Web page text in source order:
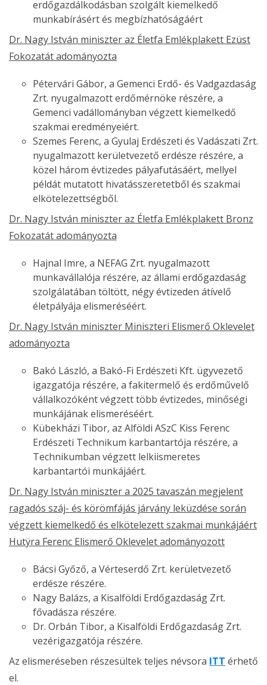
erdőgazdálkodásban szolgált kiemelkedő
munkabírásért és megbízhatóságáért
Dr. Nagy István miniszter az Életfa Emlékplakett Ezüst
Fokozatát adományozta
Pétervári Gábor, a Gemenci Erdő- és Vadgazdaság
Zrt. nyugalmazott erdőmérnöke részére, a
Gemenci vadállományban végzett kiemelkedő
szakmai eredményeiért.
Szemes Ferenc, a Gyulaj Erdészeti és Vadászati Zrt.
nyugalmazott kerületvezető erdésze részére, a
közel három évtizedes pályafutásáért, mellyel
példát mutatott hivatásszeretetből és szakmai
elkötelezettségből.
Dr. Nagy István miniszter az Életfa Emlékplakett Bronz
Fokozatát adományozta
Hajnal Imre, a NEFAG Zrt. nyugalmazott
munkavállalója részére, az állami erdőgazdaság
szolgálatában töltött, négy évtizeden átívelő
életpályája elismeréséért.
Dr. Nagy István miniszter Miniszteri Elismerő Oklevelet
adományozta
Bakó László, a Bakó-Fi Erdészeti Kft. ügyvezető
igazgatója részére, a fakitermelő és erdőművelő
vállalkozóként végzett több évtizedes, minőségi
munkájának elismeréséért.
Kübekházi Tibor, az Alföldi ASzC Kiss Ferenc
Erdészeti Technikum karbantartója részére, a
Technikumban végzett lelkiismeretes
karbantartói munkájáért.
Dr. Nagy István miniszter a 2025 tavaszán megjelent
ragadós száj- és körömfájás járvány leküzdése során
végzett kiemelkedő és elkötelezett szakmai munkájáért
Hutÿra Ferenc Elismerő Oklevelet adományozott
Bácsi Győző, a Vérteserdő Zrt. kerületvezető
erdésze részére.
Nagy Balázs, a Kisalföldi Erdőgazdaság Zrt.
fővadásza részére.
Dr. Orbán Tibor, a Kisalföldi Erdőgazdaság Zrt.
vezérigazgatója részére.
Az elismeréseben részesültek teljes névsora ITT érhető
el.